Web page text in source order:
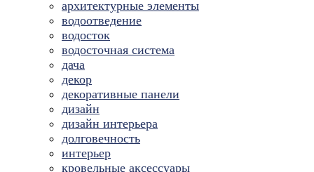
архитектурные элементы
водоотведение
водосток
водосточная система
дача
декор
декоративные панели
дизайн
дизайн интерьера
долговечность
интерьер
кровельные аксессуары